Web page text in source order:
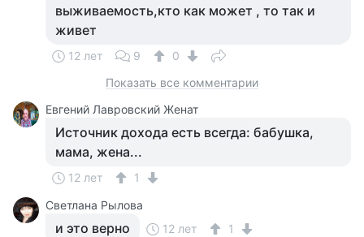
выживаемость,кто как может , то так и
живет
12 лет 9
0
Показать все комментарии
Евгений Лавровский Женат
Источник дохода есть всегда: бабушка,
мама, жена...
12 лет
1
Светлана Рылова
и это верно 12 лет 1